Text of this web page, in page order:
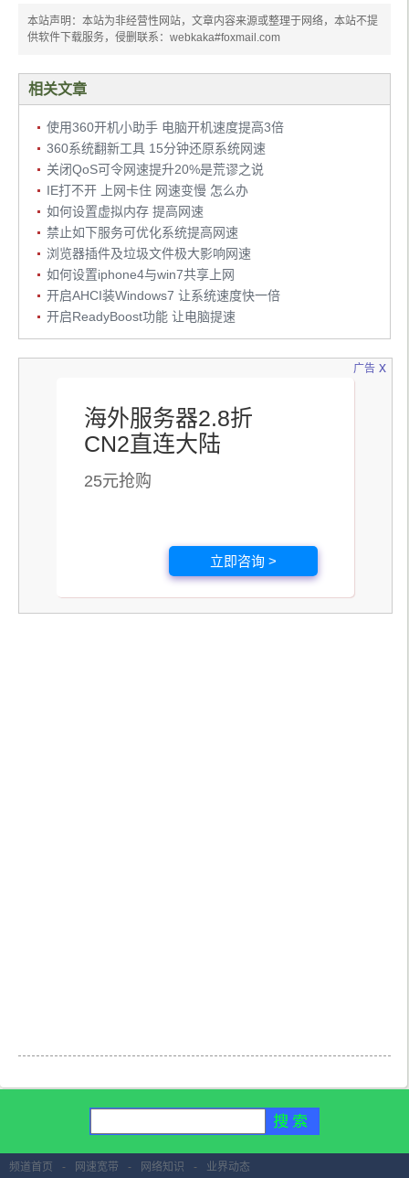
本站声明：本站为非经营性网站，文章内容来源或整理于网络，本站不提
供软件下载服务，侵删联系：webkaka#foxmail.com
相关文章
使用360开机小助手 电脑开机速度提高3倍
360系统翻新工具 15分钟还原系统网速
关闭QoS可令网速提升20%是荒谬之说
IE打不开 上网卡住 网速变慢 怎么办
如何设置虚拟内存 提高网速
禁止如下服务可优化系统提高网速
浏览器插件及垃圾文件极大影响网速
如何设置iphone4与win7共享上网
开启AHCI装Windows7 让系统速度快一倍
开启ReadyBoost功能 让电脑提速
广告
海外服务器2.8折
CN2直连大陆
25元抢购
立即咨询 >
x
频道首页 - 网速宽带 - 网络知识 - 业界动态